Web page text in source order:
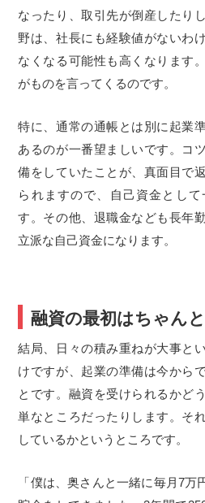
なったり、取引先が倒産したり
野は、社長にも経験値がないわ
なくなる可能性も高くなります
がものを言ってくるのです。
特に、通常の通帳とは別に起業
あるのが一番望ましいです。コ
備をしていたことが、真面目で
られますので、自己資金とし
す。その他、退職金なども長年
立派な自己資金になります。
融資の最初はちゃん
結局、日々の積み重ねが大事と
けですが、起業の準備は今から
とです。融資を受けられるかど
単なところだったりします。そ
しているかというところです。
「僕は、奥さんと一緒に毎月7